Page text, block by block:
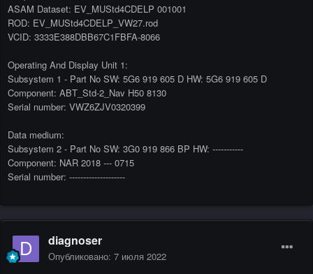
ASAM Dataset: EV_MUStd4CDELP 001001
ROD: EV_MUStd4CDELP_VW27.rod
VCID: 3333E388DBB67C1FBFA-8066
Operating And Display Unit 1:
Subsystem 1 - Part No SW: 5G6 919 605 D HW: 5G6 919 605 D
Component: ABT_Std-2_Nav H50 8130
Serial number: VWZ6ZJV0320399
Data medium:
Subsystem 2 - Part No SW: 3G0 919 866 BP HW: -----------
Component: NAR 2018 --- 0715
Serial number: --------------------
diagnoser
Опубликовано: 7 июля 2022